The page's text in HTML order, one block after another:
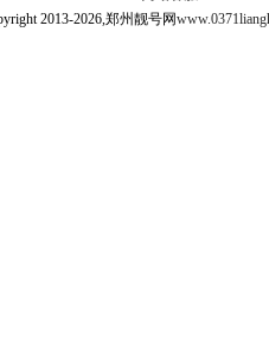
2013-2026,郑州靓号网